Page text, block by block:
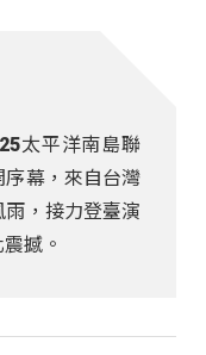
太平洋南島聯
序幕，來自台灣
，接力登臺演
撼。